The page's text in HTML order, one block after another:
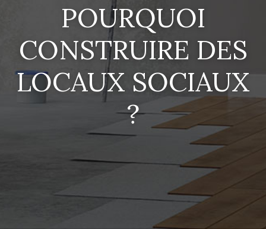
POURQUOI
CONSTRUIRE DES
LOCAUX SOCIAUX
?